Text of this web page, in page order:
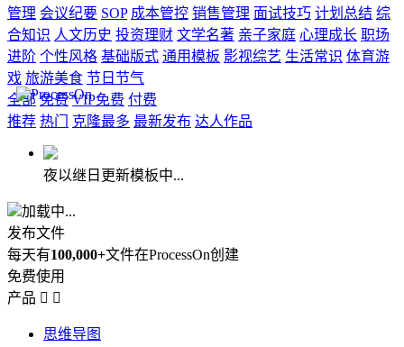
管理 会议纪要 SOP 成本管控 销售管理 面试技巧 计划总结 综
合知识 人文历史 投资理财 文学名著 亲子家庭 心理成长 职场
进阶 个性风格 基础版式 通用模板 影视综艺 生活常识 体育游
戏 旅游美食 节日节气
全部 免费 VIP免费 付费
推荐 热门 克隆最多 最新发布 达人作品
夜以继日更新模板中...
加载中...
发布文件
每天有100,000+文件在ProcessOn创建
免费使用
产品  
思维导图